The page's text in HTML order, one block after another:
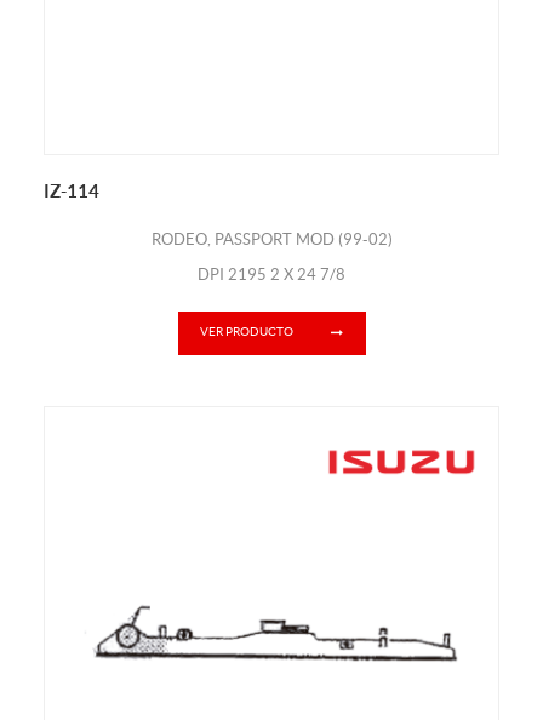
IZ-114
RODEO, PASSPORT MOD (99-02)
DPI 2195 2 X 24 7/8
VER PRODUCTO